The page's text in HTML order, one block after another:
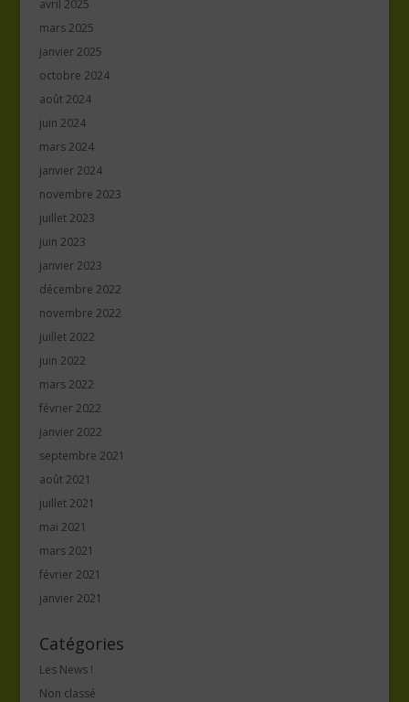
avril 2025
mars 2025
janvier 2025
octobre 2024
août 2024
juin 2024
mars 2024
janvier 2024
novembre 2023
juillet 2023
juin 2023
janvier 2023
décembre 2022
novembre 2022
juillet 2022
juin 2022
mars 2022
février 2022
janvier 2022
septembre 2021
août 2021
juillet 2021
mai 2021
mars 2021
février 2021
janvier 2021
Catégories
Les News !
Non classé